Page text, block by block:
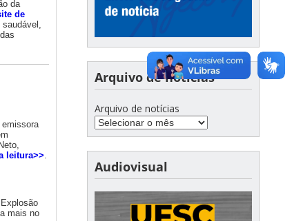
da
de
leitura>>.
mais no
Arquivo de notícias
Arquivo de notícias
Audiovisual